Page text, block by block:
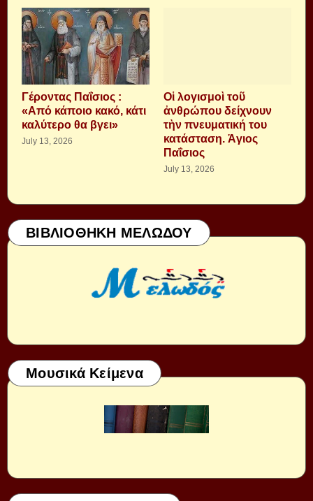
Γέροντας Παΐσιος :
«Από κάποιο κακό, κάτι
καλύτερο θα βγει»
July 13, 2026
Οἱ λογισμοὶ τοῦ
ἀνθρώπου δείχνουν
τὴν πνευματική του
κατάσταση. Ἁγιος
Παΐσιος
July 13, 2026
ΒΙΒΛΙΟΘΗΚΗ ΜΕΛΩΔΟΥ
Μουσικά Κείμενα